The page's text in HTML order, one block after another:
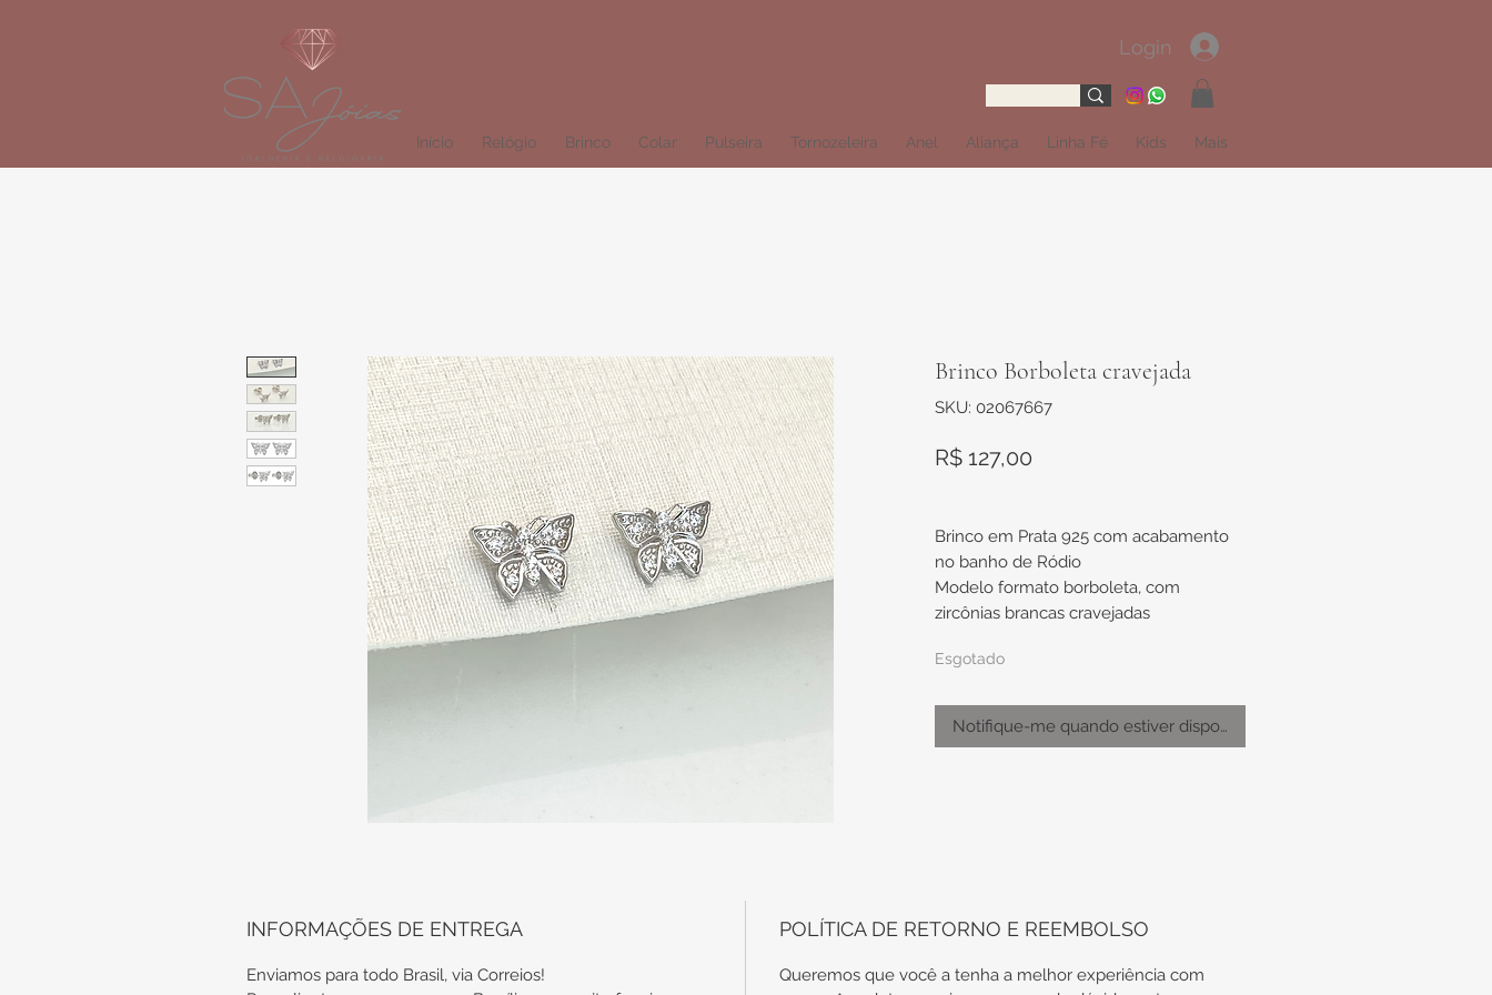
Login
Início Relógio Brinco Colar Pulseira Tornozeleira Anel Aliança Linha Fé Kids Mais
Brinco Borboleta cravejada
SKU: 02067667
R$ 127,00
Brinco em Prata 925 com acabamento
no banho de Ródio
Modelo formato borboleta, com
zircônias brancas cravejadas
Medidas de aproximadamente 6,3mm x
DRIBRRH.178/3.1
Esgotado
Notifique-me quando estiver disponível
INFORMAÇÕES DE ENTREGA
Enviamos para todo Brasil, via Correios!
POLÍTICA DE RETORNO E REEMBOLSO
Queremos que você a tenha a melhor experiência com